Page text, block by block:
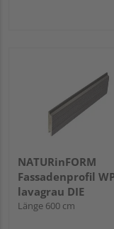
NATURinFORM
Fassadenprofil
lavagrau DIE
GESTALTENDE
Länge 600 cm